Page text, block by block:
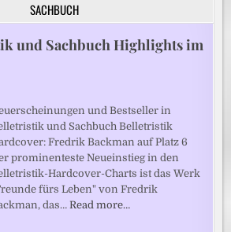
SACHBUCH
und Sachbuch Highlights im
und Bestseller in
und Sachbuch Belletristik
Fredrik Backman auf Platz 6
prominenteste Neueinstieg in den
Hardcover-Charts ist das Werk
fürs Leben" von Fredrik
das…Read more…